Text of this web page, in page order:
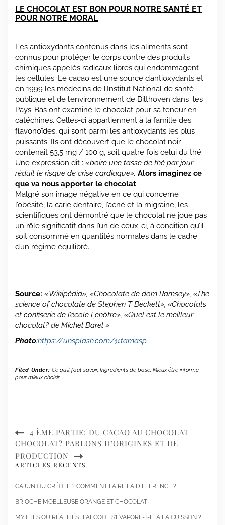
LE CHOCOLAT EST BON POUR NOTRE SANTÉ ET
POUR NOTRE MORAL
Les antioxydants contenus dans les aliments sont
connus pour protéger le corps contre des produits
chimiques appelés radicaux libres qui endommagent
les cellules. Le cacao est une source d’antioxydants et
en 1999 les médecins de l’Institut National de santé
publique et de l’environnement de Bilthoven dans les
Pays-Bas ont examiné le chocolat pour sa teneur en
catéchines. Celles-ci appartiennent à la famille des
flavonoïdes, qui sont parmi les antioxydants les plus
puissants. Ils ont découvert que le chocolat noir
contenait 53,5 mg / 100 g, soit quatre fois celui du thé.
Une expression dit : «boire une tasse de thé par jour
réduit le risque de crise cardiaque». Alors imaginez ce
que va nous apporter le chocolat
Malgré son image négative en ce qui concerne
l’obésité, la carie dentaire, l’acné et la migraine, les
scientifiques ont démontré que le chocolat ne joue pas
un rôle significatif dans l’un de ceux-ci, à condition qu’il
soit consommé en quantités normales dans le cadre
d’un régime équilibré.
Source: «Wikipédia», «Chocolate de dom Ramsey», «The
science of chocolate de Stephen T Beckett», «Chocolats
et confiserie de l’école Lenôtre», «Quel est le meilleur
chocolat? de Michel Barel »
Photo:https://unsplash.com/@tamasp
Filed Under: Ce qu'il faut savoir, Ingrédients de base, Mieux être informé
pour mieux choisir
4 ÈME PARTIE: DU CACAO AU CHOCOLAT
CHOCOLAT? PARLONS D’ORIGINES ET DE
PRODUCTION
ARTICLES RÉCENTS
CAJUN OU CRÉOLE ? COMMENT FAIRE LA DIFFÉRENCE ?
BRIOCHE MOELLEUSE ORANGE ET CHOCOLAT
MYTHES OU RÉALITÉS : L’ALCOOL S’ÉVAPORE-T-IL À LA CUISSON ?